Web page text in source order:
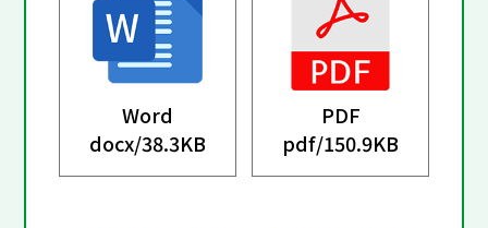
Word
docx/38.3KB
PDF
pdf/150.9KB